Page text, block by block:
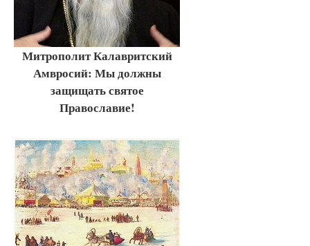
Митрополит Калавритский
Амвросий: Мы должны
защищать святое
Православие!